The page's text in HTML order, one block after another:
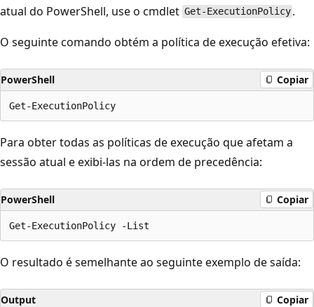
atual do PowerShell, use o cmdlet Get-ExecutionPolicy .
O seguinte comando obtém a política de execução efetiva:
PowerShell Copiar
Para obter todas as políticas de execução que afetam a
sessão atual e exibi-las na ordem de precedência:
PowerShell Copiar
O resultado é semelhante ao seguinte exemplo de saída:
Output Copiar